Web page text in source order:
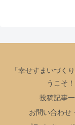
「幸せすまいづく
うこそ！
投稿記事
お問い合わせ